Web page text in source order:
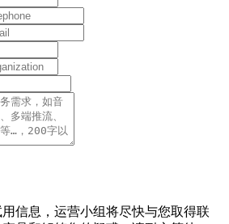
信息，运营小组将尽快与您取得联